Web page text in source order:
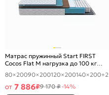
Матрас пружинный Start FIRST
Cocos Flat M нагрузка до 100 кг
800x2000
80×20090×200120×200140×200+2
от 7 886₽9 170 ₽-14%